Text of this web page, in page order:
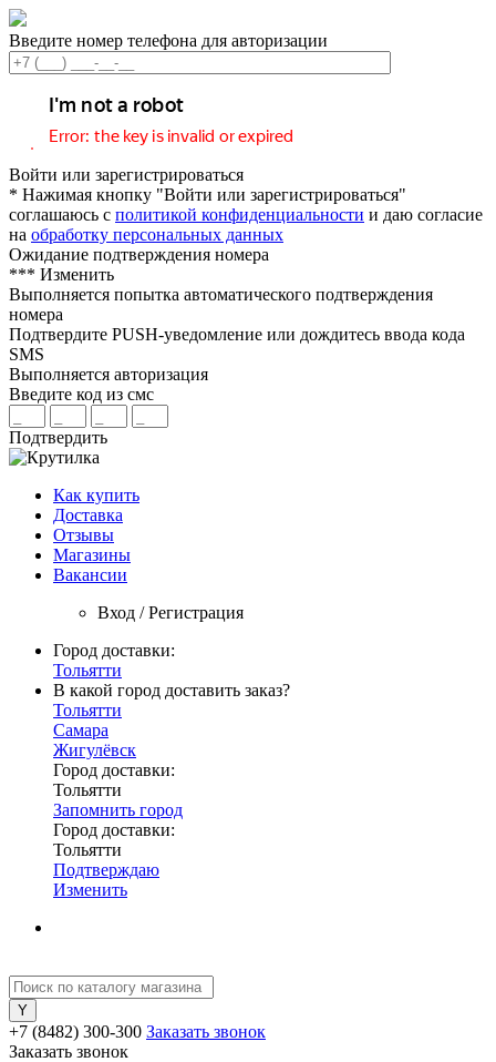
Введите номер телефона для авторизации
Войти или зарегистрироваться
* Нажимая кнопку "Войти или зарегистрироваться"
соглашаюсь с политикой конфиденциальности и даю согласие
на обработку персональных данных
Ожидание подтверждения номера
*** Изменить
Выполняется попытка автоматического подтверждения
номера
Подтвердите PUSH-уведомление или дождитесь ввода кода
SMS
Выполняется авторизация
Введите код из смс
Подтвердить
Как купить
Доставка
Отзывы
Магазины
Вакансии
Вход / Регистрация
Город доставки:
Тольятти
В какой город доставить заказ?
Тольятти
Самара
Жигулёвск
Город доставки:
Тольятти
Запомнить город
Город доставки:
Тольятти
Подтверждаю
Изменить
+7 (8482) 300-300 Заказать звонок
Заказать звонок